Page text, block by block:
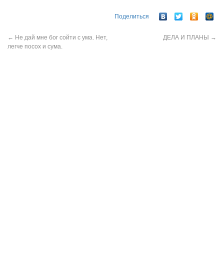
Поделиться
← Не дай мне бог сойти с ума. Нет,
легче посох и сума.
ДЕЛА И ПЛАНЫ →